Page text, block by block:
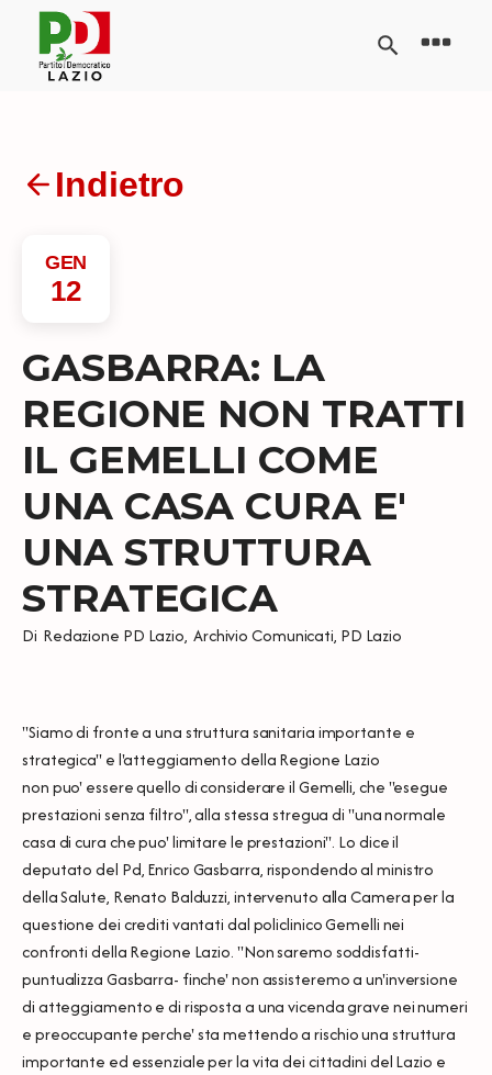
Indietro
GEN
12
GASBARRA: LA
REGIONE NON TRATTI
IL GEMELLI COME
UNA CASA CURA E'
UNA STRUTTURA
STRATEGICA
Di Redazione PD Lazio, Archivio Comunicati, PD Lazio
"Siamo di fronte a una struttura sanitaria importante e
strategica" e l'atteggiamento della Regione Lazio
non puo' essere quello di considerare il Gemelli, che "esegue
prestazioni senza filtro", alla stessa stregua di "una normale
casa di cura che puo' limitare le prestazioni". Lo dice il
deputato del Pd, Enrico Gasbarra, rispondendo al ministro
della Salute, Renato Balduzzi, intervenuto alla Camera per la
questione dei crediti vantati dal policlinico Gemelli nei
confronti della Regione Lazio. "Non saremo soddisfatti-
puntualizza Gasbarra- finche' non assisteremo a un'inversione
di atteggiamento e di risposta a una vicenda grave nei numeri
e preoccupante perche' sta mettendo a rischio una struttura
importante ed essenziale per la vita dei cittadini del Lazio e